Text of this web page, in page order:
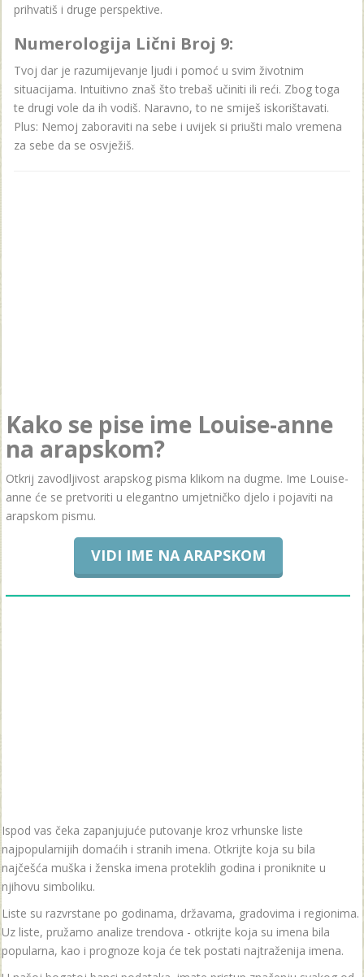
prihvatiš i druge perspektive.
Numerologija Lični Broj 9:
Tvoj dar je razumijevanje ljudi i pomoć u svim životnim
situacijama. Intuitivno znaš što trebaš učiniti ili reći. Zbog toga
te drugi vole da ih vodiš. Naravno, to ne smiješ iskorištavati.
Plus: Nemoj zaboraviti na sebe i uvijek si priušti malo vremena
za sebe da se osvježiš.
Kako se pise ime Louise-anne
na arapskom?
Otkrij zavodljivost arapskog pisma klikom na dugme. Ime Louise-
anne će se pretvoriti u elegantno umjetničko djelo i pojaviti na
arapskom pismu.
VIDI IME NA ARAPSKOM
Ispod vas čeka zapanjujuće putovanje kroz vrhunske liste
najpopularnijih domaćih i stranih imena. Otkrijte koja su bila
najčešća muška i ženska imena proteklih godina i proniknite u
njihovu simboliku.
Liste su razvrstane po godinama, državama, gradovima i regionima.
Uz liste, pružamo analize trendova - otkrijte koja su imena bila
popularna, kao i prognoze koja će tek postati najtraženija imena.